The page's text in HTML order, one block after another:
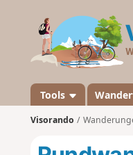
Tools
Visorando